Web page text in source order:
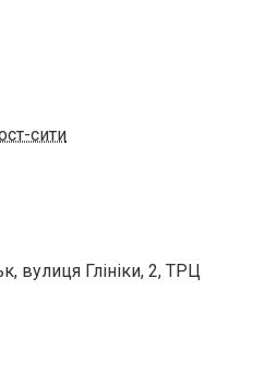
сити
вулиця Глініки, 2, ТРЦ